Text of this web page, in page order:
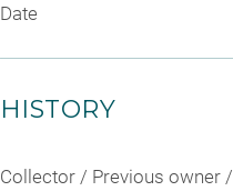
Date
HISTORY
Collector / Previous owner /